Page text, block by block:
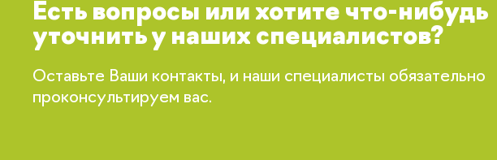
Есть вопросы или хотите что-нибудь
уточнить у наших специалистов?
Оставьте Ваши контакты, и наши специалисты обязательно
проконсультируем вас.